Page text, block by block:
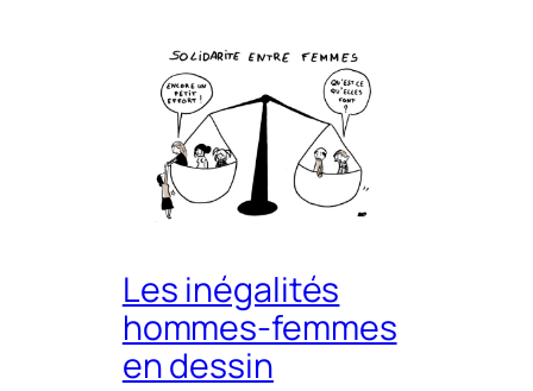
Les inégalités
hommes-femmes
en dessin